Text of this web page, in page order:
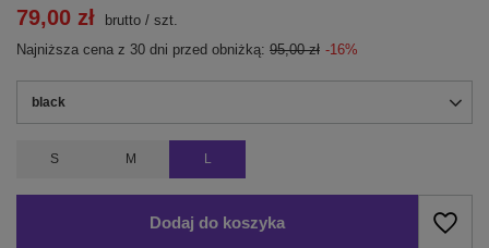
black
S M L
79,00 zł brutto / szt.
Najniższa cena z 30 dni przed obniżką: 95,00 zł -16%
Dodaj do koszyka